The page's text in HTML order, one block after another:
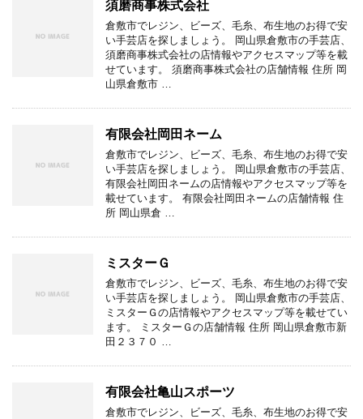
須磨商事株式会社
倉敷市でレジン、ビーズ、毛糸、布生地のお得で安
い手芸店を探しましょう。 岡山県倉敷市の手芸店、
須磨商事株式会社の店情報やアクセスマップ等を載
せています。 須磨商事株式会社の店舗情報 住所 岡
山県倉敷市 …
有限会社岡田ネーム
倉敷市でレジン、ビーズ、毛糸、布生地のお得で安
い手芸店を探しましょう。 岡山県倉敷市の手芸店、
有限会社岡田ネームの店情報やアクセスマップ等を
載せています。 有限会社岡田ネームの店舗情報 住
所 岡山県倉 …
ミスターＧ
倉敷市でレジン、ビーズ、毛糸、布生地のお得で安
い手芸店を探しましょう。 岡山県倉敷市の手芸店、
ミスターＧの店情報やアクセスマップ等を載せてい
ます。 ミスターＧの店舗情報 住所 岡山県倉敷市新
田２３７０ …
有限会社亀山スポーツ
倉敷市でレジン、ビーズ、毛糸、布生地のお得で安